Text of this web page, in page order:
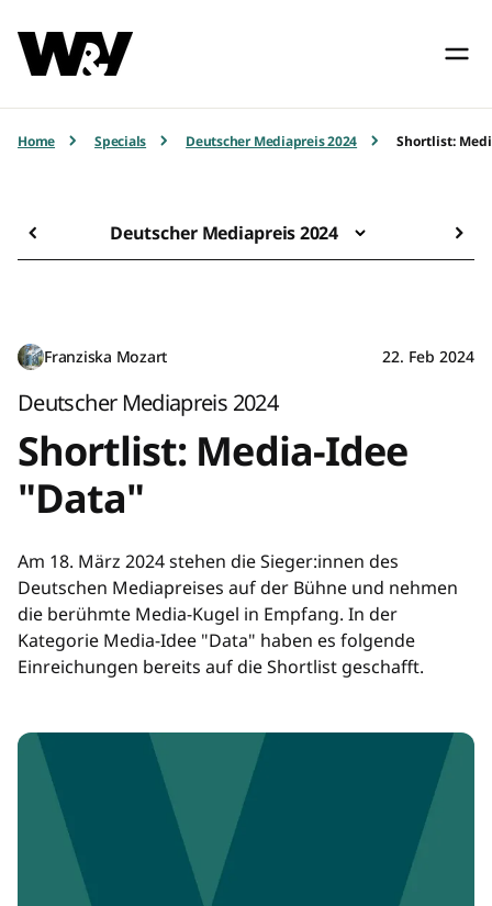
Home Specials Deutscher Mediapreis 2024 Shortlist:
Deutscher Mediapreis 2024
Franziska Mozart 22. Feb 2024
Deutscher Mediapreis 2024
Shortlist: Media-Idee
"Data"
Am 18. März 2024 stehen die Sieger:innen des
Deutschen Mediapreises auf der Bühne und nehmen
die berühmte Media-Kugel in Empfang. In der
Kategorie Media-Idee "Data" haben es folgende
Einreichungen bereits auf die Shortlist geschafft.